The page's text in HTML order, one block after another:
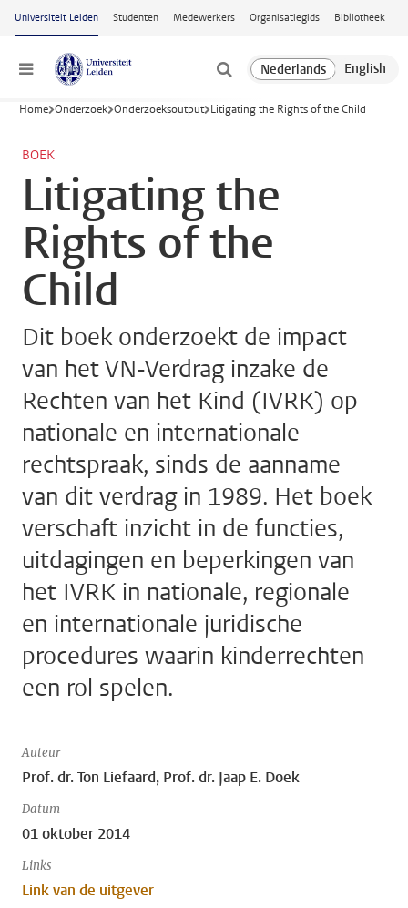
Ga naar hoofdinhoud
Universiteit Leiden Studenten Medewerkers Organisatiegids Bibliotheek
Menu
Home Onderzoek Onderzoeksoutput Litigating the Rights of the Child
BOEK
Litigating the
Rights of the
Child
Dit boek onderzoekt de impact
van het VN-Verdrag inzake de
Rechten van het Kind (IVRK) op
nationale en internationale
rechtspraak, sinds de aanname
van dit verdrag in 1989. Het boek
verschaft inzicht in de functies,
uitdagingen en beperkingen van
het IVRK in nationale, regionale
en internationale juridische
procedures waarin kinderrechten
een rol spelen.
Auteur
Prof. dr. Ton Liefaard, Prof. dr. Jaap E. Doek
Datum
01 oktober 2014
Links
Link van de uitgever